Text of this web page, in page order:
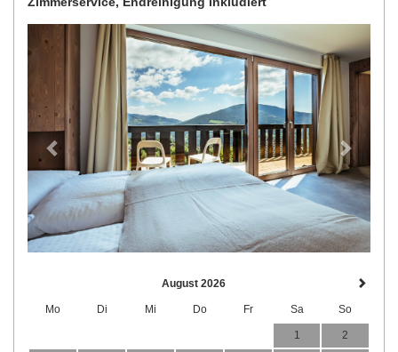
Previous Next
August 2026
Mo Di Mi Do Fr Sa So
1 2